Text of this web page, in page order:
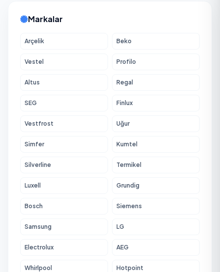
Markalar
Arçelik Beko
Vestel Profilo
Altus Regal
SEG Finlux
Vestfrost Uğur
Simfer Kumtel
Silverline Termikel
Luxell Grundig
Bosch Siemens
Samsung LG
Electrolux AEG
Whirlpool Hotpoint